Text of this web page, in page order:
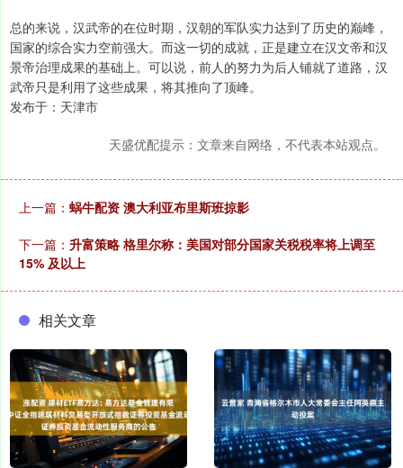
总的来说，汉武帝的在位时期，汉朝的军队实力达到了历史的巅峰，
国家的综合实力空前强大。而这一切的成就，正是建立在汉文帝和汉
景帝治理成果的基础上。可以说，前人的努力为后人铺就了道路，汉
武帝只是利用了这些成果，将其推向了顶峰。
发布于：天津市
天盛优配提示：文章来自网络，不代表本站观点。
上一篇： 蜗牛配资 澳大利亚布里斯班掠影
下一篇： 升富策略 格里尔称：美国对部分国家关税税率将上调至
15% 及以上
相关文章